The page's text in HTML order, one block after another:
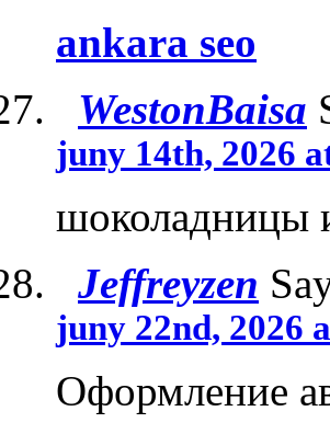
ankara seo
WestonBaisa
juny 14th, 2026
шоколадницы
Jeffreyzen
juny 22nd, 2026
Оформление